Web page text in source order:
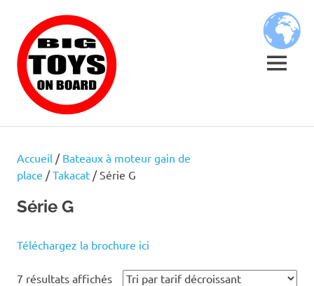
content
BOARD
POUR
GRANDS
MENU
Accueil / Bateaux à moteur gain de
place /Takacat / Série G
Série G
Téléchargez la brochure ici
7 résultats affichés Trié